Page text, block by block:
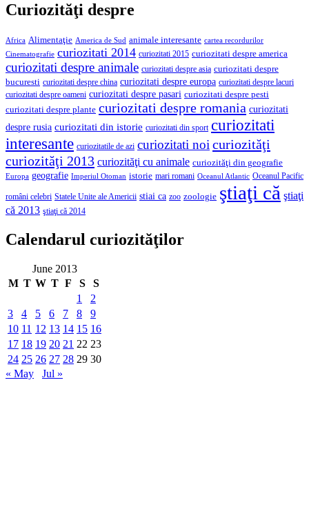
Curiozităţi despre
Africa Alimentaţie America de Sud animale interesante cartea recordurilor
Cinematografie curiozitati 2014 curiozitati 2015 curiozitati despre america
curiozitati despre animale curiozitati despre asia curiozitati despre
bucuresti curiozitati despre china curiozitati despre europa curiozitati despre lacuri
curiozitati despre oameni curiozitati despre pasari curiozitati despre pesti
curiozitati despre plante curiozitati despre romania curiozitati
despre rusia curiozitati din istorie curiozitati din sport curiozitati
interesante curiozitatile de azi curiozitati noicuriozităţi
curiozităţi 2013 curiozităţi cu animale curiozităţi din geografie
Europa geografie Imperiul Otoman istorie mari romani Oceanul Atlantic Oceanul Pacific
români celebri Statele Unite ale Americii stiai ca zoo zoologie ştiaţi că ştiaţi
că 2013 ştiaţi că 2014
Calendarul curiozităţilor
June 2013
M T W T F S
S
1
2
3
4 5 6 7 8
9
10 11 12 13 14 15 16
17 18 19 20 21 22 23
24 25 26 27 28 29 30
« May
Jul »